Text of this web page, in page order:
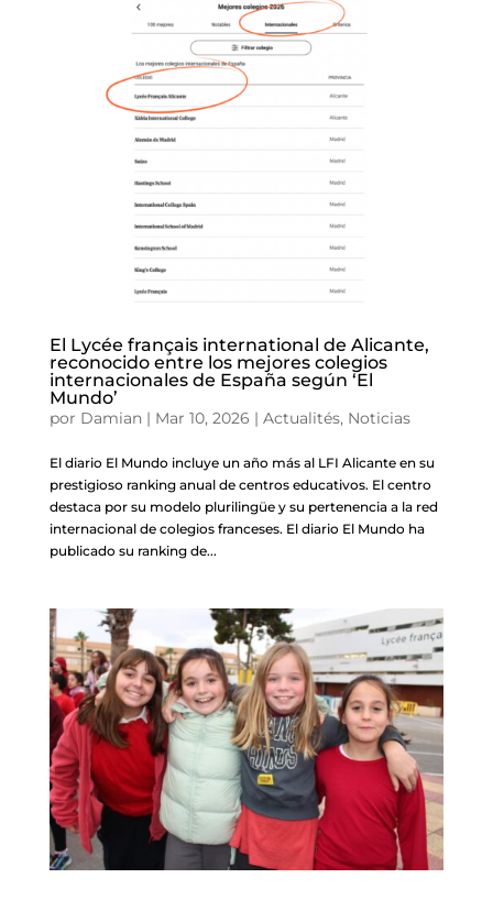
El Lycée français international de Alicante,
reconocido entre los mejores colegios
internacionales de España según ‘El
Mundo’
por Damian| Mar 10, 2026 | Actualités, Noticias
El diario El Mundo incluye un año más al LFI Alicante en su
prestigioso ranking anual de centros educativos. El centro
destaca por su modelo plurilingüe y su pertenencia a la red
internacional de colegios franceses. El diario El Mundo ha
publicado su ranking de...